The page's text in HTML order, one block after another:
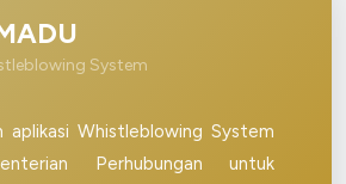
System
aplikasi Whistleblowing System
Perhubungan untuk